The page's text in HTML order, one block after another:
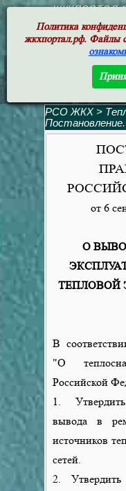
РСО ЖКХ>
от 6
О
ТЕПЛОВОЙ
В
"О
Российской
1.
вывода в
источников
сетей.
2. Утвердить
Политика
жкхпортал.рф. Файлы